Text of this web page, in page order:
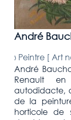
André
› Peintre [ Art
André
Renault
autodidacte,
de la
horticole de